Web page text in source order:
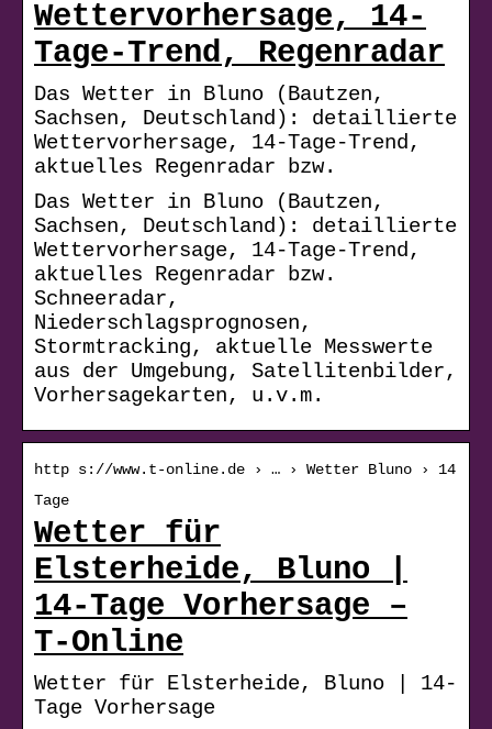
Wettervorhersage, 14-
Tage-Trend, Regenradar
Das Wetter in Bluno (Bautzen,
Sachsen, Deutschland): detaillierte
Wettervorhersage, 14-Tage-Trend,
aktuelles Regenradar bzw.
Das Wetter in Bluno (Bautzen,
Sachsen, Deutschland): detaillierte
Wettervorhersage, 14-Tage-Trend,
aktuelles Regenradar bzw.
Schneeradar,
Niederschlagsprognosen,
Stormtracking, aktuelle Messwerte
aus der Umgebung, Satellitenbilder,
Vorhersagekarten, u.v.m.
http s://www.t-online.de › … › Wetter Bluno › 14
Tage
Wetter für
Elsterheide, Bluno |
14-Tage Vorhersage –
T-Online
Wetter für Elsterheide, Bluno | 14-
Tage Vorhersage